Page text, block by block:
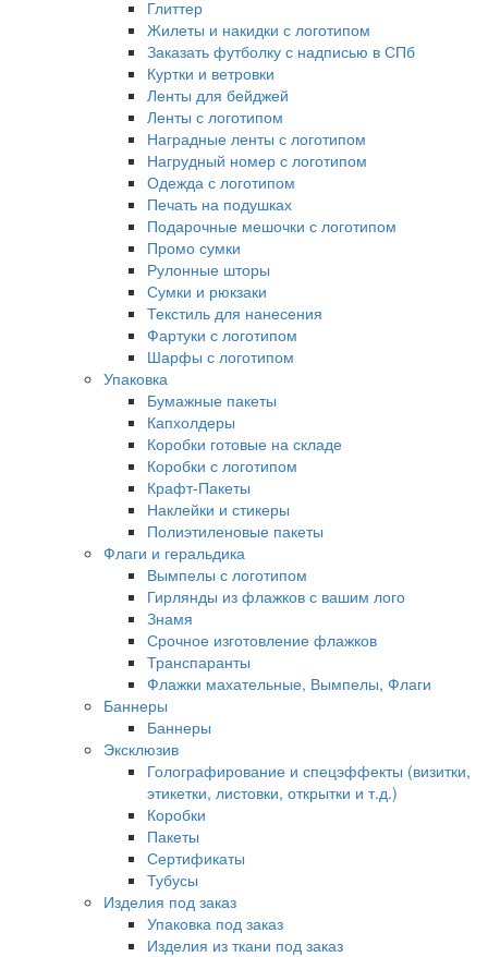
Глиттер
Жилеты и накидки с логотипом
Заказать футболку с надписью в СПб
Куртки и ветровки
Ленты для бейджей
Ленты с логотипом
Наградные ленты с логотипом
Нагрудный номер с логотипом
Одежда с логотипом
Печать на подушках
Подарочные мешочки с логотипом
Промо сумки
Рулонные шторы
Сумки и рюкзаки
Текстиль для нанесения
Фартуки с логотипом
Шарфы с логотипом
Упаковка
Бумажные пакеты
Капхолдеры
Коробки готовые на складе
Коробки с логотипом
Крафт-Пакеты
Наклейки и стикеры
Полиэтиленовые пакеты
Флаги и геральдика
Вымпелы с логотипом
Гирлянды из флажков с вашим лого
Знамя
Срочное изготовление флажков
Транспаранты
Флажки махательные, Вымпелы, Флаги
Баннеры
Баннеры
Эксклюзив
Голографирование и спецэффекты (визитки,
этикетки, листовки, открытки и т.д.)
Коробки
Пакеты
Сертификаты
Тубусы
Изделия под заказ
Упаковка под заказ
Изделия из ткани под заказ